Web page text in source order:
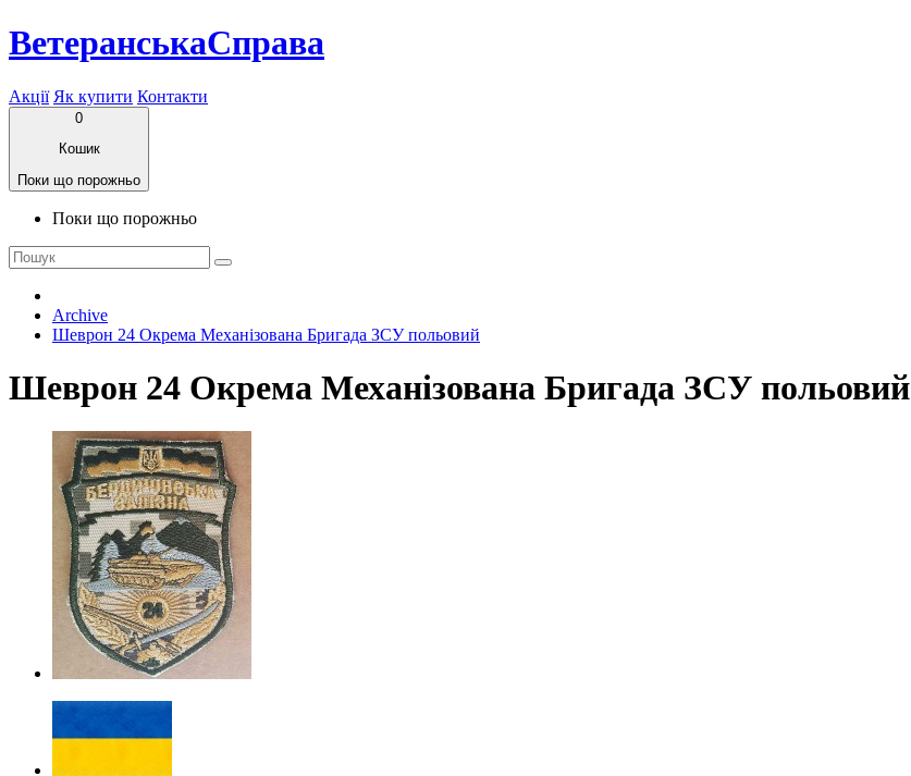
ВетеранськаСправа
Акції Як купити Контакти
0
Кошик
Поки що порожньо
Поки що порожньо
Archive
Шеврон 24 Окрема Механізована Бригада ЗСУ польовий
Шеврон 24 Окрема Механізована Бригада ЗСУ польовий